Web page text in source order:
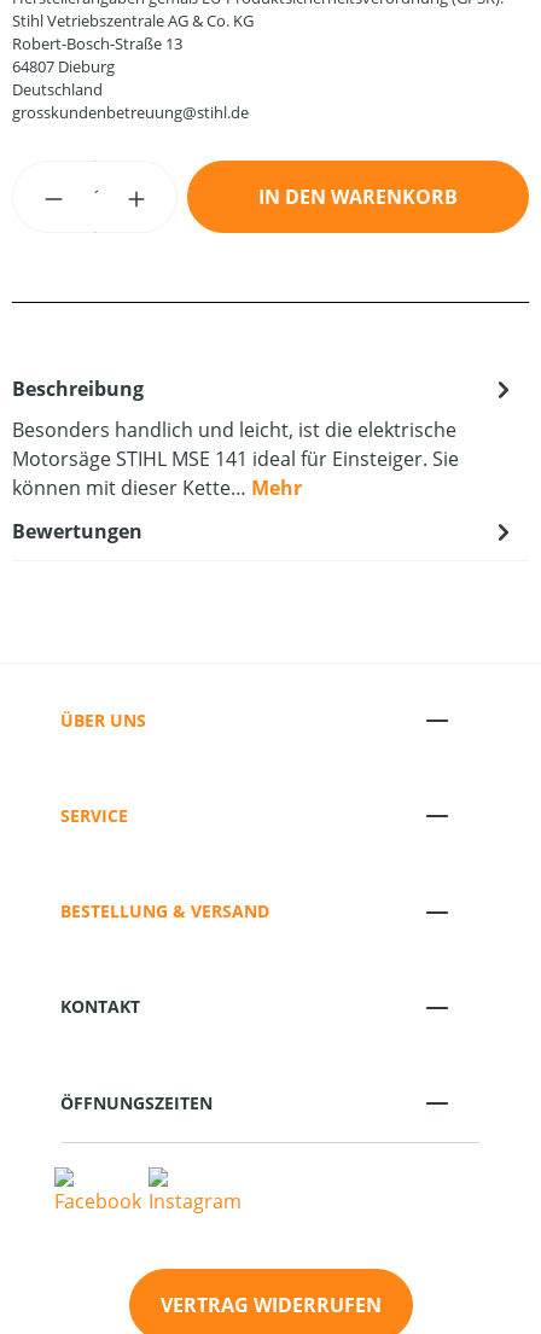
Stihl Vetriebszentrale AG & Co. KG
Robert-Bosch-Straße 13
64807 Dieburg
Deutschland
grosskundenbetreuung@stihl.de
Produkt Anzahl: Gib den gewünschten
IN DEN WARENKORB
Beschreibung
Besonders handlich und leicht, ist die elektrische
Motorsäge STIHL MSE 141 ideal für Einsteiger. Sie
können mit dieser Kette… Mehr
Bewertungen
ÜBER UNS
SERVICE
BESTELLUNG & VERSAND
KONTAKT
ÖFFNUNGSZEITEN
VERTRAG WIDERRUFEN